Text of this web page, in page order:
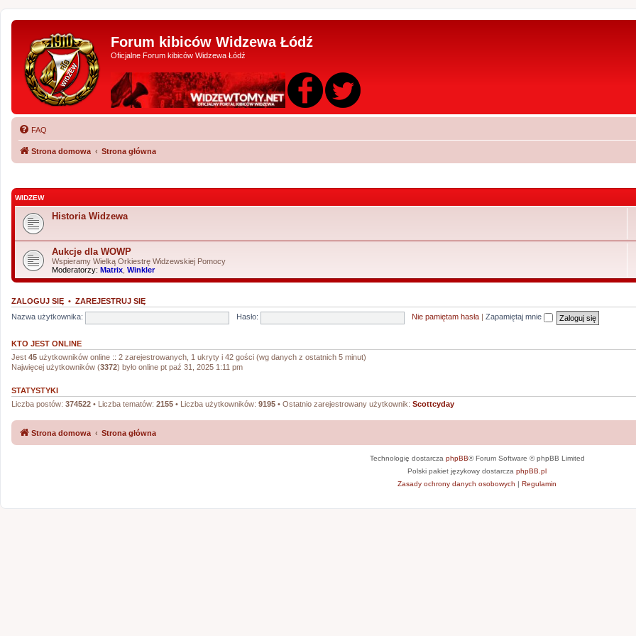
Forum kibiców Widzewa Łódź
Oficjalne Forum kibiców Widzewa Łódź
FAQ
Strona domowa Strona główna
WIDZEW
Historia Widzewa
Aukcje dla WOWP
Wspieramy Wielką Orkiestrę Widzewskiej Pomocy
Moderatorzy: Matrix Winkler
ZALOGUJ SIĘ • ZAREJESTRUJ SIĘ
Nazwa użytkownika:
Hasło: Nie pamiętam hasła Zapamiętaj mnie
KTO JEST ONLINE
Jest 45 użytkowników online :: 2 zarejestrowanych, 1 ukryty i 42 gości (wg danych z ostatnich 5 minut)
Najwięcej użytkowników (3372) było online pt paź 31, 2025 1:11 pm
STATYSTYKI
Liczba postów: 374522 • Liczba tematów: 2155 • Liczba użytkowników: 9195 • Ostatnio zarejestrowany użytkownik: Scottcyday
Strona domowa Strona główna
Technologię dostarcza phpBB® Forum Software © phpBB Limited
Polski pakiet językowy dostarcza phpBB.pl
Zasady ochrony danych osobowych | Regulamin